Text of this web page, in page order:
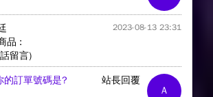
2023-08-13 23:31
品 :
留言)
A
站長回覆
的訂單號碼是?